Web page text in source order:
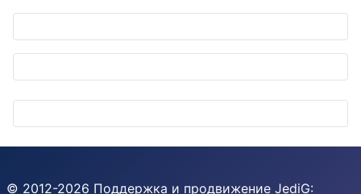
© 2012-2026 Поддержка и продвижение JediG: